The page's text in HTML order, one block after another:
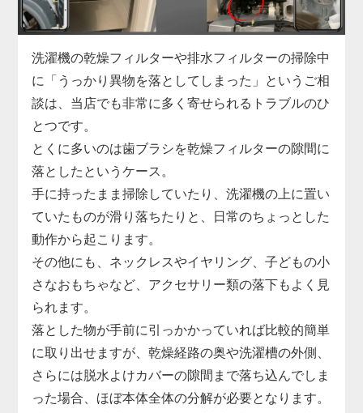
「家電の達人」では、こうした水漏れに対して洗濯
機を分解しての内部点検を実施し、漏れの原因箇所
を正確に特定。
部品の交換から再接続、シーリングの補修まで迅速
に対応します。
縦型・ドラム式問わず、各メーカーの機種に対応し
ており、最短即日での訪問も可能です。
小さな水漏れでも早めの対処が肝心。
気になる症状があれば、まずはお気軽にご相談くだ
さい。
洗濯機の乾燥フィルターや排水フィルターの掃除中
に「うっかり異物を落としてしまった」というご相
談は、当店でも非常に多く寄せられるトラブルのひ
とつです。
とくに多いのは歯ブラシを乾燥フィルターの隙間に
落としたというケース。
手に持ったまま掃除していたり、洗濯機の上に置い
ていたものが滑り落ちたりと、日常のちょっとした
動作から起こります。
その他にも、ネックレスやイヤリング、子どもの小
さなおもちゃなど、アクセサリー類の落下もよく見
られます。
落とした物が手前に引っかかっていれば比較的簡単
に取り出せますが、乾燥経路の奥や洗濯槽の外側、
さらには脱水よけカバーの隙間まで落ち込んでしま
った場合、ほぼ本体全体の分解が必要となります。